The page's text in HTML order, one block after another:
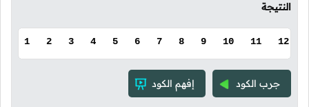
النتيجة
1 2 3 4 5 6 7 8 9 10 11 12
جرب الكود إفهم الكود